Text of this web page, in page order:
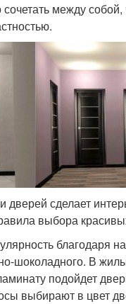
между
дверей сделает
выбора
благодаря
шоколадного. В
подойдет
выбирают в цвет